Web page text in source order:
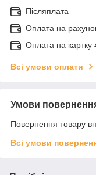
Післяплата
Оплата на
Оплата на
Всі умови оплати
Умови
Повернення товару
Всі умови